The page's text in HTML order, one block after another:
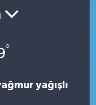
°
yağışlı